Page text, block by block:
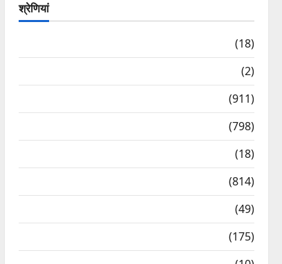
श्रेणियां
(18)
(2)
(911)
(798)
(18)
(814)
(49)
(175)